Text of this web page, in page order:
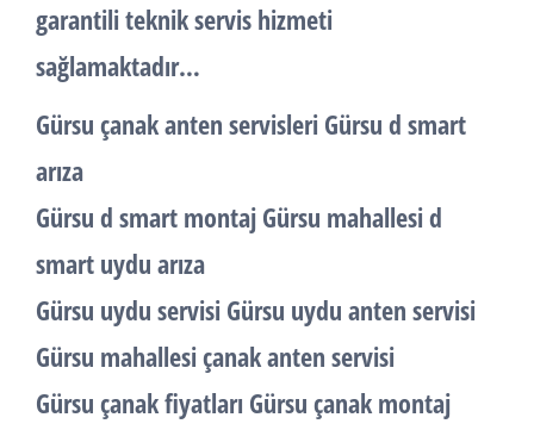
garantili teknik servis hizmeti
sağlamaktadır…
Gürsu çanak anten servisleri Gürsu d smart
arıza
Gürsu d smart montaj Gürsu mahallesi d
smart uydu arıza
Gürsu uydu servisi Gürsu uydu anten servisi
Gürsu mahallesi çanak anten servisi
Gürsu çanak fiyatları Gürsu çanak montaj